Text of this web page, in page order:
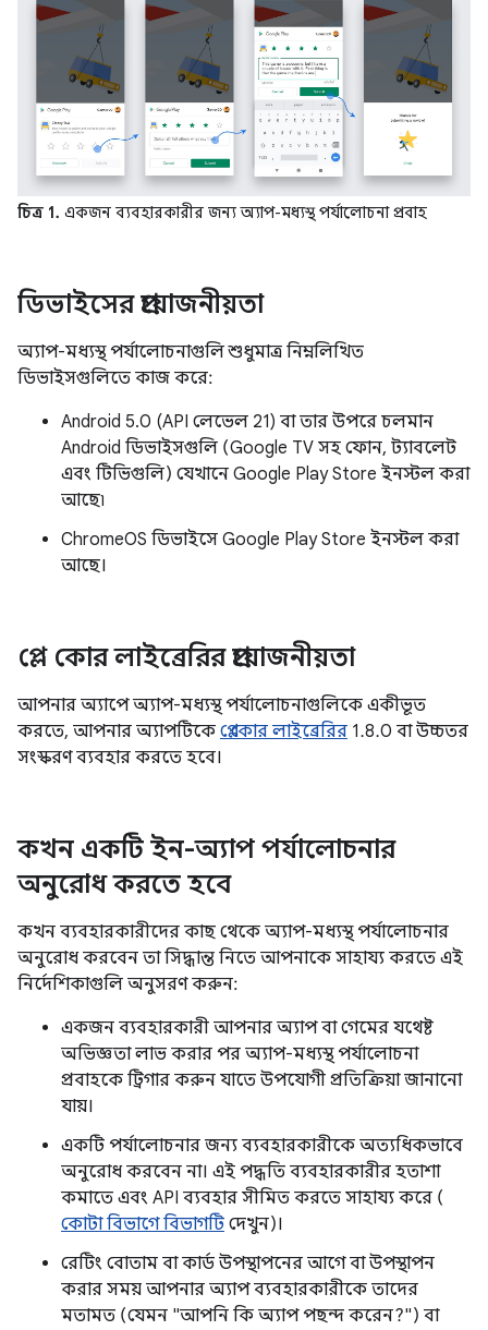
চিত্র 1. একজন ব্যবহারকারীর জন্য অ্যাপ-মধ্যস্থ পর্যালোচনা প্রবাহ
ডিভাইসের প্রয়োজনীয়তা
অ্যাপ-মধ্যস্থ পর্যালোচনাগুলি শুধুমাত্র নিম্নলিখিত
ডিভাইসগুলিতে কাজ করে:
Android 5.0 (API লেভেল 21) বা তার উপরে চলমান
Android ডিভাইসগুলি (Google TV সহ ফোন, ট্যাবলেট
এবং টিভিগুলি) যেখানে Google Play Store ইনস্টল করা
আছে৷
ChromeOS ডিভাইসে Google Play Store ইনস্টল করা
আছে।
প্লে কোর লাইব্রেরির প্রয়োজনীয়তা
আপনার অ্যাপে অ্যাপ-মধ্যস্থ পর্যালোচনাগুলিকে একীভূত
করতে, আপনার অ্যাপটিকে প্লে কোর লাইব্রেরির 1.8.0 বা উচ্চতর
সংস্করণ ব্যবহার করতে হবে।
কখন একটি ইন-অ্যাপ পর্যালোচনার
অনুরোধ করতে হবে
কখন ব্যবহারকারীদের কাছ থেকে অ্যাপ-মধ্যস্থ পর্যালোচনার
অনুরোধ করবেন তা সিদ্ধান্ত নিতে আপনাকে সাহায্য করতে এই
নির্দেশিকাগুলি অনুসরণ করুন:
একজন ব্যবহারকারী আপনার অ্যাপ বা গেমের যথেষ্ট
অভিজ্ঞতা লাভ করার পর অ্যাপ-মধ্যস্থ পর্যালোচনা
প্রবাহকে ট্রিগার করুন যাতে উপযোগী প্রতিক্রিয়া জানানো
যায়।
একটি পর্যালোচনার জন্য ব্যবহারকারীকে অত্যধিকভাবে
অনুরোধ করবেন না। এই পদ্ধতি ব্যবহারকারীর হতাশা
কমাতে এবং API ব্যবহার সীমিত করতে সাহায্য করে (
কোটা বিভাগে বিভাগটি দেখুন)।
রেটিং বোতাম বা কার্ড উপস্থাপনের আগে বা উপস্থাপন
করার সময় আপনার অ্যাপ ব্যবহারকারীকে তাদের
মতামত (যেমন "আপনি কি অ্যাপ পছন্দ করেন?") বা